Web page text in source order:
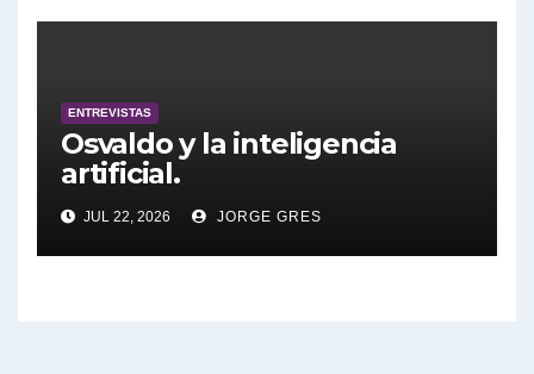
ENTREVISTAS
Osvaldo y la inteligencia
artificial.
JUL 22, 2026 JORGE GRES